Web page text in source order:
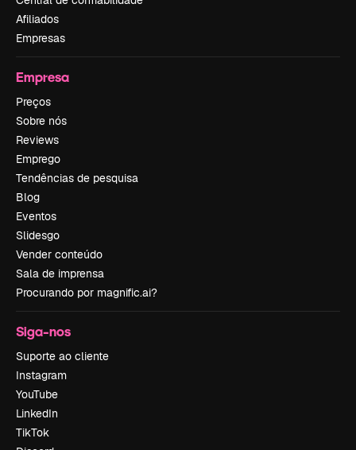
Afiliados
Empresas
Empresa
Preços
Sobre nós
Reviews
Emprego
Tendências de pesquisa
Blog
Eventos
Slidesgo
Vender conteúdo
Sala de imprensa
Procurando por magnific.ai?
Siga-nos
Suporte ao cliente
Instagram
YouTube
LinkedIn
TikTok